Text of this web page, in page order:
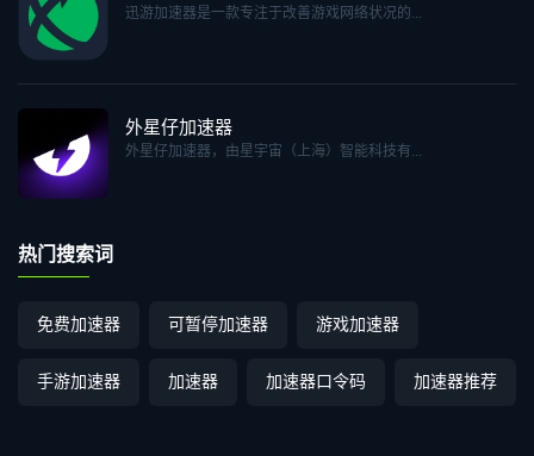
迅游加速器是一款专注于改善游戏网络状况的...
外星仔加速器
外星仔加速器，由星宇宙（上海）智能科技有...
热门搜索词
免费加速器 可暂停加速器 游戏加速器
手游加速器 加速器 加速器口令码 加速器推荐